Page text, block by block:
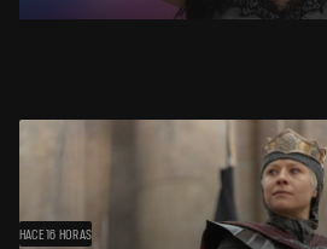
HACE 16 HORAS